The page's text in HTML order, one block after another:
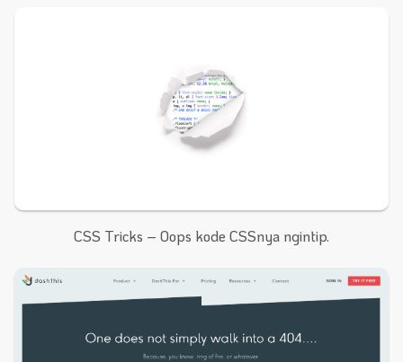
CSS Tricks – Oops kode CSSnya ngintip.